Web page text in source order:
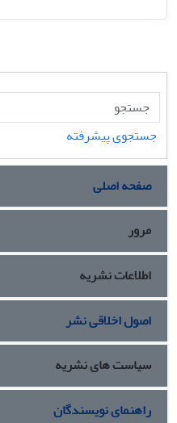
جستجوی پیشرفته
صفحه اصلی
مرور
اطلاعات نشریه
اصول اخلاقی نشر
سیاست های نشریه
راهنمای نویسندگان